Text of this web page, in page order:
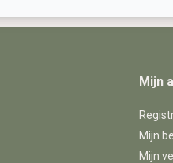
Mijn
Mijn
Mijn